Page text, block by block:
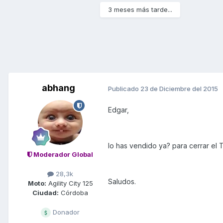
3 meses más tarde...
abhang
Moderador Global
28,3k
Moto: Agility City 125
Ciudad: Córdoba
Donador
Publicado 23 de Diciembre del 2015
Edgar,
lo has vendido ya? para cerrar el
Saludos.